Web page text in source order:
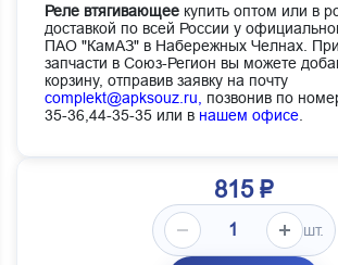
Реле втягивающее купить оптом или в
доставкой по всей России у
ПАО "КамАЗ" в Набережных Челнах.
запчасти в Союз-Регион вы можете
корзину, отправив заявку на почту
complekt@apksouz.ru,
позвонив по
35-36,44-35-35 или в нашем офисе
815 ₽
шт.